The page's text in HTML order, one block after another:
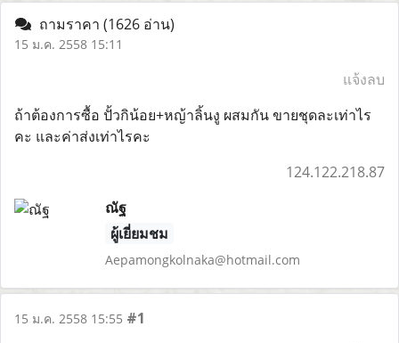
ถามราคา (1626 อ่าน)
15 ม.ค. 2558 15:11
แจ้งลบ
ถ้าต้องการซื้อ ปั้วกิน้อย+หญ้าลิ้นงู ผสมกัน ขายชุดละเท่าไร
คะ และค่าส่งเท่าไรคะ
124.122.218.87
ณัฐ
ผู้เยี่ยมชม
Aepamongkolnaka@hotmail.com
15 ม.ค. 2558 15:55 #1